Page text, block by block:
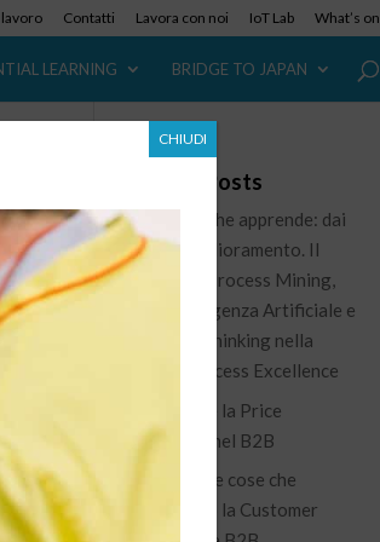
Contatti Lavora con noi IoT Lab What’s on
LEARNING BRIDGE TO JAPAN
Recent Posts
L’azienda che apprende: dai
dati al miglioramento. Il
ruolo del Process Mining,
dell’Intelligenza Artificiale e
del Lean Thinking nella
nuova Process Excellence
Governare la Price
Waterfall nel B2B
100 piccole cose che
migliorano la Customer
CHIUDI